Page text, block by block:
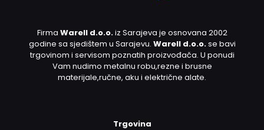
Firma Warell d.o.o.iz Sarajeva je osnovana 2002
godine sa sjedištem u Sarajevu. Warell d.o.o.se bavi
trgovinom i servisom poznatih proizvođača. U ponudi
Vam nudimo metalnu robu,rezne i brusne
materijale,ručne, aku i električne alate.
Trgovina